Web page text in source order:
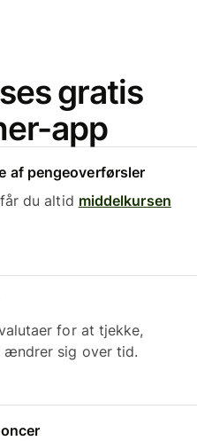
gratis
app
af pengeoverførsler
du altid middelkursen
for at tjekke,
ændrer sig over tid.